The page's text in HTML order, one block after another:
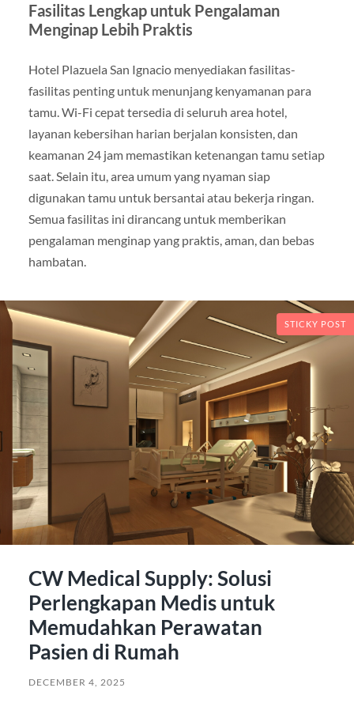
Fasilitas Lengkap untuk Pengalaman
Menginap Lebih Praktis
Hotel Plazuela San Ignacio menyediakan fasilitas-
fasilitas penting untuk menunjang kenyamanan para
tamu. Wi-Fi cepat tersedia di seluruh area hotel,
layanan kebersihan harian berjalan konsisten, dan
keamanan 24 jam memastikan ketenangan tamu setiap
saat. Selain itu, area umum yang nyaman siap
digunakan tamu untuk bersantai atau bekerja ringan.
Semua fasilitas ini dirancang untuk memberikan
pengalaman menginap yang praktis, aman, dan bebas
hambatan.
STICKY POST
CW Medical Supply: Solusi
Perlengkapan Medis untuk
Memudahkan Perawatan
Pasien di Rumah
DECEMBER 4, 2025